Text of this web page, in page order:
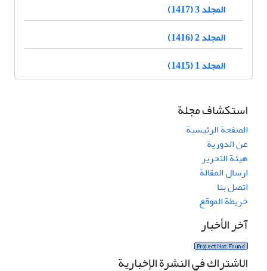
المجلد 3 (1417)
المجلد 2 (1416)
المجلد 1 (1415)
استكشاف مجلة
الصفحة الرئيسية
عن الدورية
هيئة التحرير
ارسال المقالة
اتصل بنا
خريطة الموقع
آخر الأخبار
الاشتراك في النشرة الإخبارية